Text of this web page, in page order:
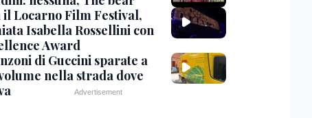
il Locarno Film Festival,
Isabella Rossellini con
Award
di Guccini sparate a
nella strada dove